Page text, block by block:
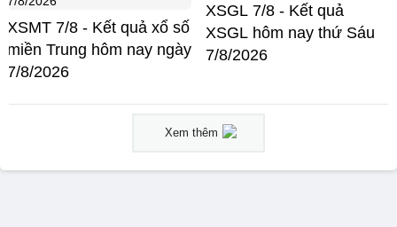
XSMT 7/8 - Kết quả xổ số
miền Trung hôm nay ngày
7/8/2026
XSGL 7/8 - Kết quả
XSGL hôm nay thứ Sáu
7/8/2026
Xem thêm